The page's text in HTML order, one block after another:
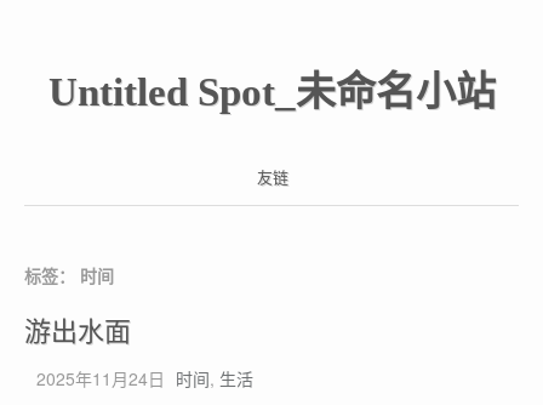
Untitled Spot_未命名小站
友链
标签： 时间
游出水面
2025年11月24日 时间, 生活